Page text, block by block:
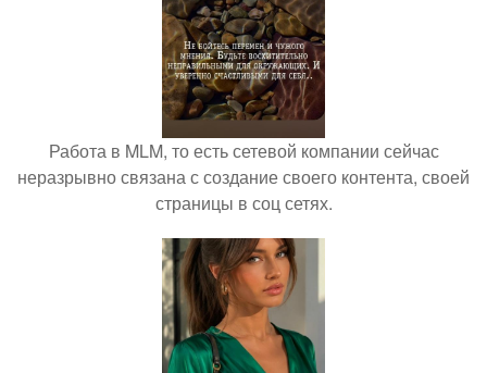
Работа в MLM, то есть сетевой компании сейчас
неразрывно связана с создание своего контента, своей
страницы в соц сетях.